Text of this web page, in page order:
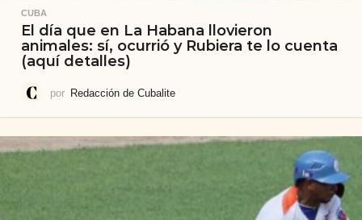
CUBA
El día que en La Habana llovieron
animales: sí, ocurrió y Rubiera te lo cuenta
(aquí detalles)
por Redacción de Cubalite